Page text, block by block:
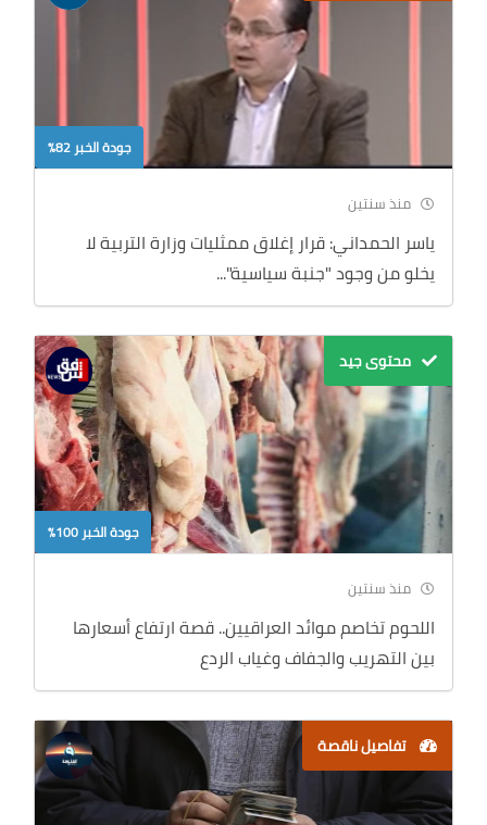
جودة الخبر 82%
منذ سنتين
ياسر الحمداني: قرار إغلاق ممثليات وزارة التربية لا
يخلو من وجود "جنبة سياسية"...
محتوى جيد
جودة الخبر 100%
منذ سنتين
اللحوم تخاصم موائد العراقيين.. قصة ارتفاع أسعارها
بين التهريب والجفاف وغياب الردع
تفاصيل ناقصة